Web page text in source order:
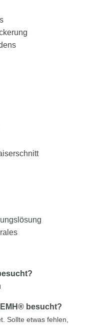
besucht?
Sollte etwas fehlen,